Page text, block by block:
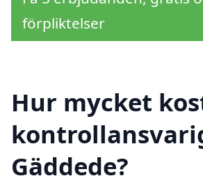
förpliktelser
Hur mycket
Gäddede?